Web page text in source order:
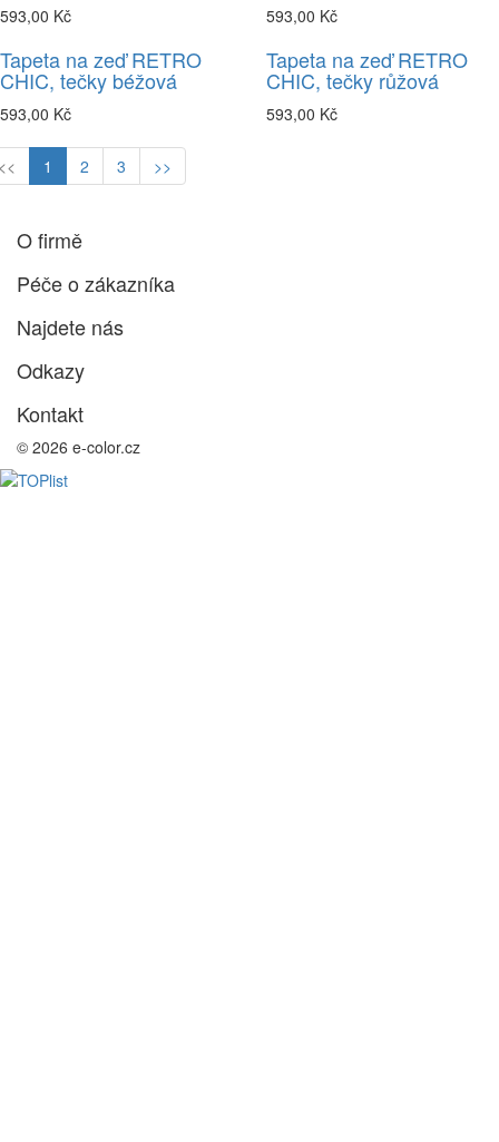
593,00 Kč 593,00 Kč
Tapeta na zeď RETRO
CHIC, tečky béžová
593,00 Kč
Tapeta na zeď RETRO
CHIC, tečky růžová
593,00 Kč
1 2 3 >>
O firmě
Péče o zákazníka
Najdete nás
Odkazy
Kontakt
© 2026 e-color.cz